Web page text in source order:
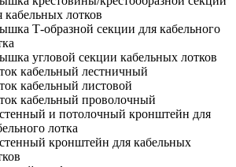
кабельных лотков
Т-образной секции для кабельного
угловой секции кабельных лотков
кабельный лестничный
кабельный листовой
кабельный проволочный
и потолочный кронштейн для
лотка
кронштейн для кабельных